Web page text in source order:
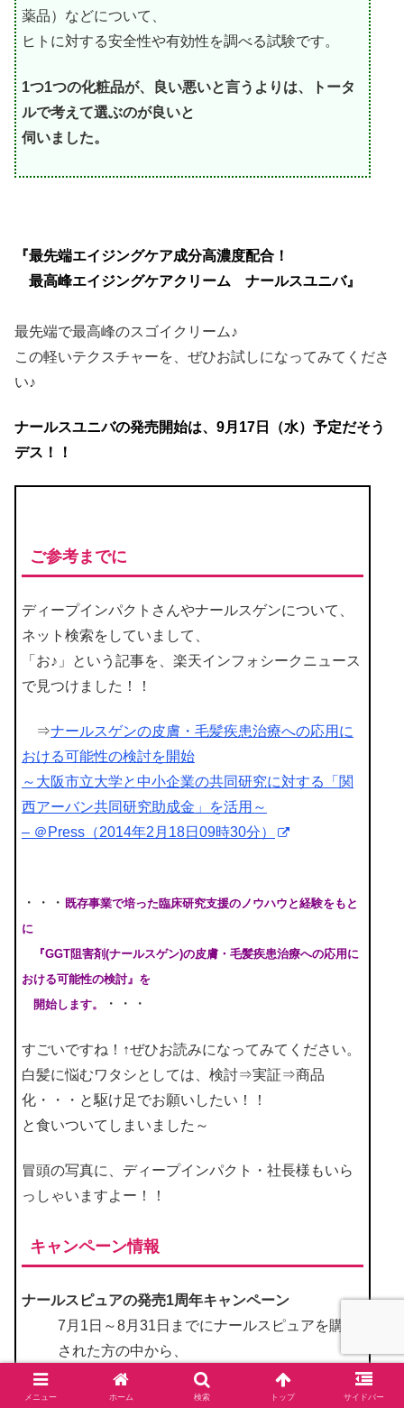
薬品）などについて、
ヒトに対する安全性や有効性を調べる試験です。
1つ1つの化粧品が、良い悪いと言うよりは、トータ
ルで考えて選ぶのが良いと
伺いました。
『最先端エイジングケア成分高濃度配合！
最高峰エイジングケアクリーム ナールスユニバ』
最先端で最高峰のスゴイクリーム♪
この軽いテクスチャーを、ぜひお試しになってみてくださ
い♪
ナールスユニバの発売開始は、9月17日（水）予定だそう
デス！！
ご参考までに
ディープインパクトさんやナールスゲンについて、
ネット検索をしていまして、
「お♪」という記事を、楽天インフォシークニュース
で見つけました！！
⇒ナールスゲンの皮膚・毛髪疾患治療への応用に
おける可能性の検討を開始
～大阪市立大学と中小企業の共同研究に対する「関
西アーバン共同研究助成金」を活用～
– ＠Press（2014年2月18日09時30分）
・・・ 既存事業で培った臨床研究支援のノウハウと経験をもと
に
『GGT阻害剤(ナールスゲン)の皮膚・毛髪疾患治療への応用に
おける可能性の検討』を
開始します。
・・・
すごいですね！↑ぜひお読みになってみてください。
白髪に悩むワタシとしては、検討⇒実証⇒商品
化・・・と駆け足でお願いしたい！！
と食いついてしまいました～
冒頭の写真に、ディープインパクト・社長様もいら
っしゃいますよー！！
キャンペーン情報
ナールスピュアの発売1周年キャンペーン
7月1日～8月31日までにナールスピュアを購入
された方の中から、
抽選で下記が当たります。
メニュー ホーム 検索 トップ サイドバー